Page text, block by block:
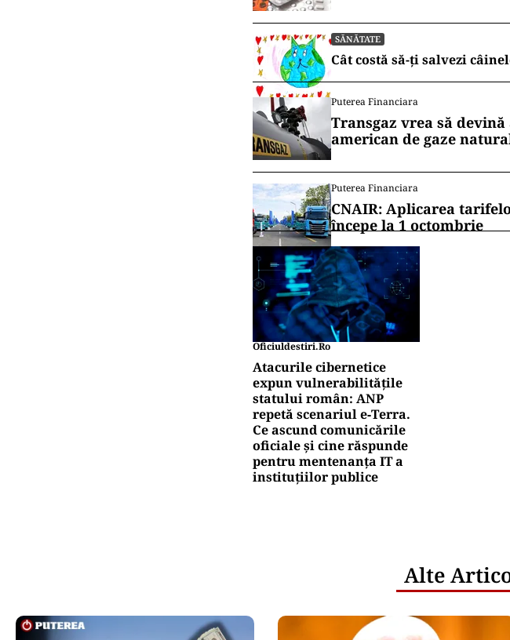
SĂNĂTATE
Cât costă să-ți salvezi
Puterea Financiara
Transgaz vrea să
american de gaze
Puterea Financiara
CNAIR: Aplicarea
începe la 1 octombrie
Oficiuldestiri.ro
Atacurile cibernetice
expun vulnerabilitățile
statului român: ANP
repetă scenariul e‑Terra.
Ce ascund comunicările
oficiale și cine răspunde
pentru mentenanța IT a
instituțiilor publice
Alte